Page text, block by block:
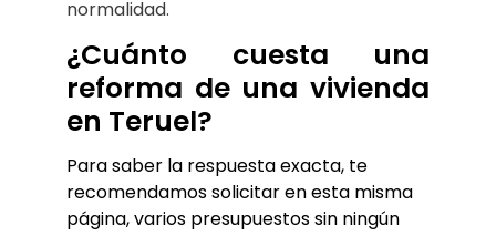
normalidad.
¿Cuánto cuesta una
reforma de una vivienda
en Teruel?
Para saber la respuesta exacta, te
recomendamos solicitar en esta misma
página, varios presupuestos sin ningún